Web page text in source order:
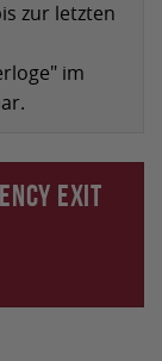
zur letzten
im
Exit